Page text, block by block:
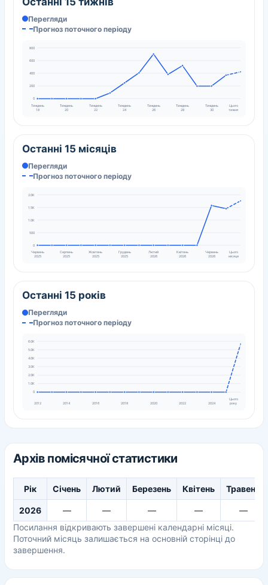
Перегляди
Прогноз поточного періоду
800
600
400
200
0
Тиждень
18
Тиждень
20
Тиждень
22
Тиждень
24
Тиждень
26
Тиждень
28
Тиждень
30
Цього
тижня
Останні 15 місяців
Перегляди
Прогноз поточного періоду
2.0K
1.5K
1.0K
500
0
Червень
2025
Серпень
2025
Жовтень
2025
Грудень
2025
Лютий
2026
Квітень
2026
Червень
2026
Цього
місяця
Останні 15 років
Перегляди
Прогноз поточного періоду
6.0K
5.0K
4.0K
3.0K
2.0K
1.0K
0
2012 2014 2016 2018 2020 2022 2024
Цього
року
Архів помісячної статистики
Рік Січень Лютий Березень Квітень Травень
2026 — — — —
—
Посилання відкривають завершені календарні місяці.
Поточний місяць залишається на основній сторінці до
завершення.